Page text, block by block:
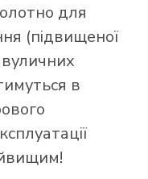
для
(підвищеної
в